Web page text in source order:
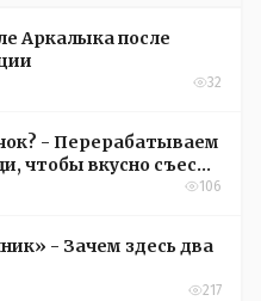
Аркалыка после
32
- Перерабатываем
чтобы вкусно съесть
106
два
217